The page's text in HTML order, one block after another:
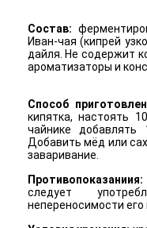
Состав:ф
Иван-чая (кипрей
дайля. Не содержит
ароматизаторы и
Способ
кипятка, настоять
чайнике
Добавить мёд или
заваривание.
Противопоказаниия:
следует
непереносимости его